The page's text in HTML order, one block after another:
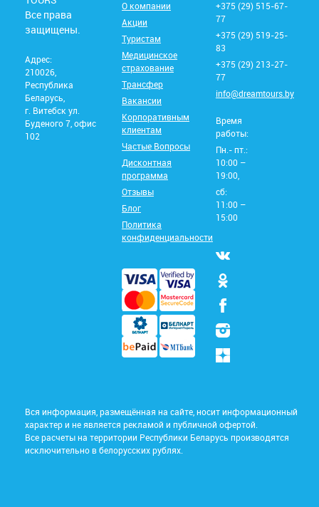
Все права
защищены.
Адрес:
210026,
Республика
Беларусь,
г. Витебск ул.
Буденого 7, офис
102
О компании
Акции
Туристам
Медицинское
страхование
Трансфер
Вакансии
Корпоративным
клиентам
Частые Вопросы
Дисконтная
программа
Отзывы
Блог
Политика
конфиденциальности
+375 (29) 515-67-
77
+375 (29) 519-25-
83
+375 (29) 213-27-
77
info@dreamtours.by
Время
работы:
Пн.- пт.:
10:00 –
19:00,
сб:
11:00 –
15:00
Вся информация, размещённая на сайте, носит информационный
характер и не является рекламой и публичной офертой.
Все расчеты на территории Республики Беларусь производятся
исключительно в белорусских рублях.